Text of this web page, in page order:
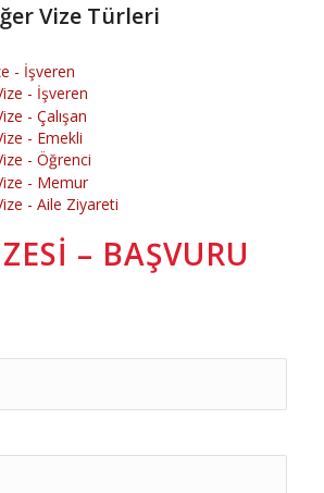
Vize Türleri
- İşveren
- İşveren
- Çalışan
- Emekli
- Öğrenci
- Memur
- Aile Ziyareti
– BAŞVURU